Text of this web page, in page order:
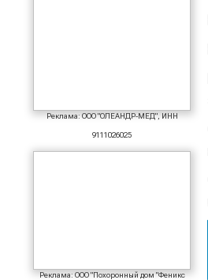
Реклама: ООО "ОЛЕАНДР-МЕД", ИНН
9111026025
Реклама: ООО "Похоронный дом "Феникс